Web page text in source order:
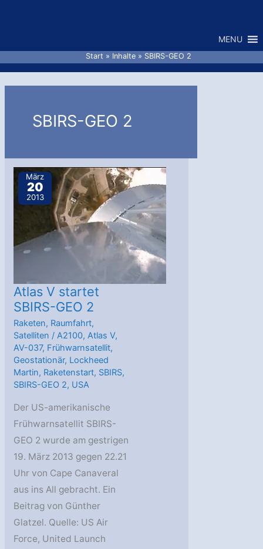
MENU
Start Inhalte SBIRS-GEO 2
SBIRS-GEO 2
März
20
2013
Atlas V startet
SBIRS-GEO 2
Raketen, Raumfahrt,
Satelliten /A2100,Atlas V,
AV-037, Frühwarnsatellit,
Geostationär, Lockheed
Martin, Raketenstart, SBIRS,
SBIRS-GEO 2, USA
Der US-amerikanische
Frühwarnsatellit SBIRS-
GEO 2 wurde am gestrigen
19. März 2013 gegen 22.21
Uhr von Cape Canaveral
aus ins All gebracht. Ein
Beitrag von Günther
Glatzel. Quelle: US Air
Force, United Launch